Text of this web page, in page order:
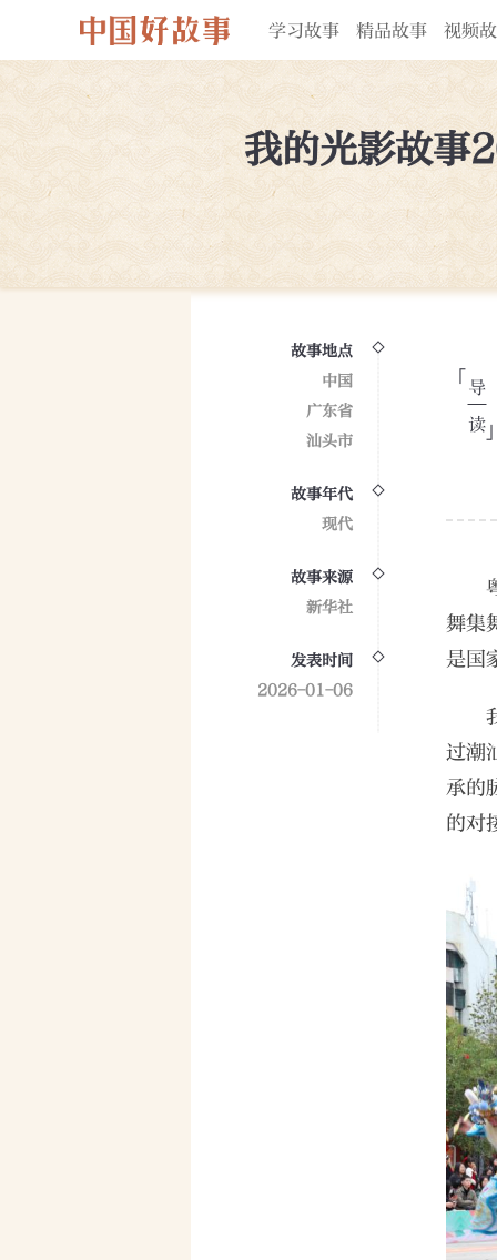
学习故事 精品故事 视频
我的光影故事
故事地点
中国
广东省
汕头市
故事年代
现代
故事来源
新华社
发表时间
2026-01-06
舞集
是国
过潮
承的
的对